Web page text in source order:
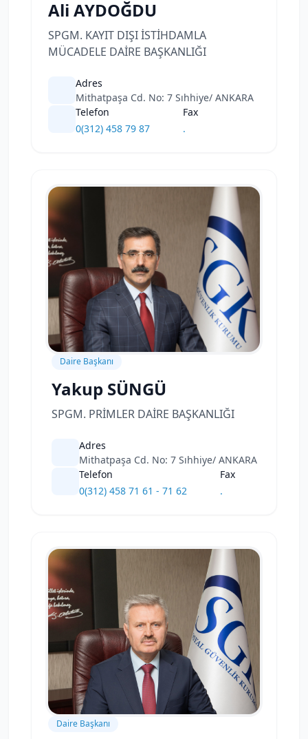
Ali AYDOĞDU
SPGM. KAYIT DIŞI İSTİHDAMLA
MÜCADELE DAİRE BAŞKANLIĞI
Adres
Mithatpaşa Cd. No: 7 Sıhhiye/ ANKARA
Telefon
0(312) 458 79 87
Fax
.
Daire Başkanı
Yakup SÜNGÜ
SPGM. PRİMLER DAİRE BAŞKANLIĞI
Adres
Mithatpaşa Cd. No: 7 Sıhhiye/ ANKARA
Telefon
0(312) 458 71 61 - 71 62
Fax
.
Daire Başkanı